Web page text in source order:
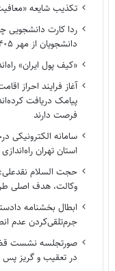
تکذیب شایعه
ردا کارت
دانشجویان از مهر ۱۴۰۵
«کیف پول ایران»
آغاز فرایند احراز
پیامک دریافت
فرصت دارند
سامانه
استان تهران
حجت السلام
وکالت، هدف اصلی
ابطال بخشنامه
جرم‌تلقی‌کردن عدم
صورتجلسه نشست
در تعقیب و گریز پس